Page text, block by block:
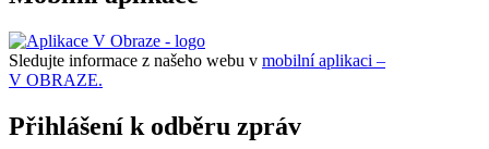
Sledujte informace z našeho webu v mobilní aplikaci –
V OBRAZE.
Přihlášení k odběru zpráv